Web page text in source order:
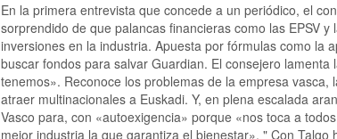
En la primera entrevista que concede a un periódico, el
sorprendido de que palancas financieras como las EPSV
inversiones en la industria. Apuesta por fórmulas como la
buscar fondos para salvar Guardian. El consejero
tenemos». Reconoce los problemas de la empresa
atraer multinacionales a Euskadi. Y, en plena escalada
Vasco para, con «autoexigencia» porque «nos toca a
mejor industria la que garantiza el bienestar». " Con